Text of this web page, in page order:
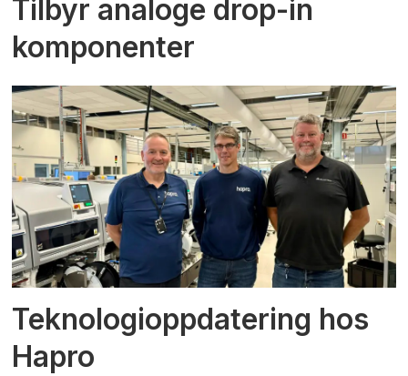
Tilbyr analoge drop-in
komponenter
Teknologioppdatering hos
Hapro